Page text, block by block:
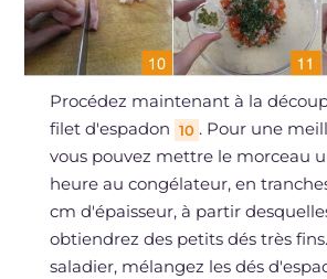
Procédez maintenant à la
filet d'espadon 10 . Pour une
vous pouvez mettre le morceau
heure au congélateur, en
cm d'épaisseur, à partir
obtiendrez des petits dés très
saladier, mélangez les dés